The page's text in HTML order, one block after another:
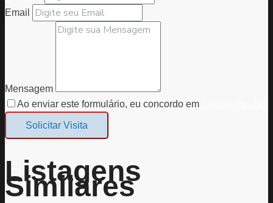
Email
Mensagem
Ao enviar este formulário, eu concordo em
Solicitar Visita
Listagens
Similares